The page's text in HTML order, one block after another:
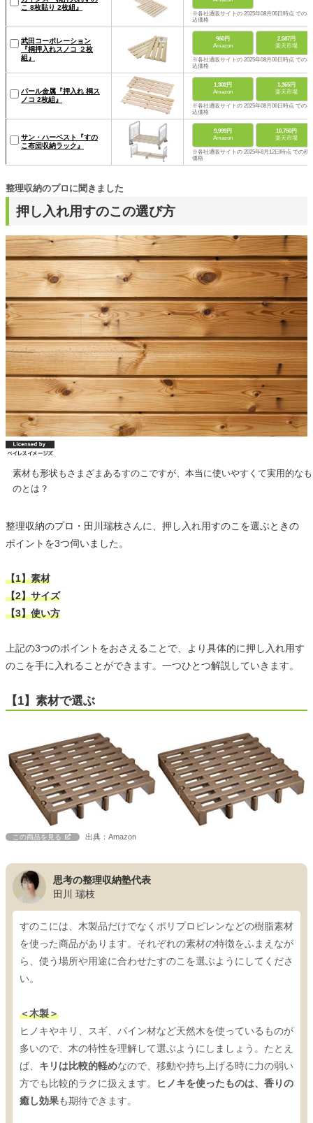
こ 8枚貼り 2枚組』
※各社通販サイトの 2025年08月06日時点 での税
込価格
武田コーポレーション
『桐押入れスノコ ２枚
組』
960円
Amazon
2,587円
楽天市場
※各社通販サイトの 2025年08月06日時点 での税
込価格
パール金属『押入れ 桐ス
ノコ 2枚組』
1,302円
Amazon
1,365円
楽天市場
※各社通販サイトの 2025年08月06日時点 での税
込価格
サン・ハーベスト『すの
こ布団収納ラック』
9,999円
Amazon
10,750円
楽天市場
※各社通販サイトの 2025年8月12日時点 での税
価格
押し入れ用すのこの選び方
整理収納のプロに聞きました
素材も形状もさまざまあるすのこですが、本当に使いやすくて実用的なも
のとは？
整理収納のプロ・田川瑞枝さんに、押し入れ用すのこを選ぶときの
ポイントを3つ伺いました。
【1】素材
【2】サイズ
【3】使い方
上記の3つのポイントをおさえることで、より具体的に押し入れ用す
のこを手に入れることができます。一つひとつ解説していきます。
【1】素材で選ぶ
この商品を見る 出典：Amazon
思考の整理収納塾代表
田川 瑞枝
すのこには、木製品だけでなくポリプロピレンなどの樹脂素材
を使った商品があります。それぞれの素材の特徴をふまえなが
ら、使う場所や用途に合わせたすのこを選ぶようにしてくださ
い。
＜木製＞
ヒノキやキリ、スギ、パイン材など天然木を使っているものが
多いので、木の特性を理解して選ぶようにしましょう。たとえ
ば、 キリは比較的軽めなので、移動や持ち上げる時に力の弱い
方でも比較的ラクに扱えます。
ヒノキを使ったものは、香りの
癒し効果も期待できます。